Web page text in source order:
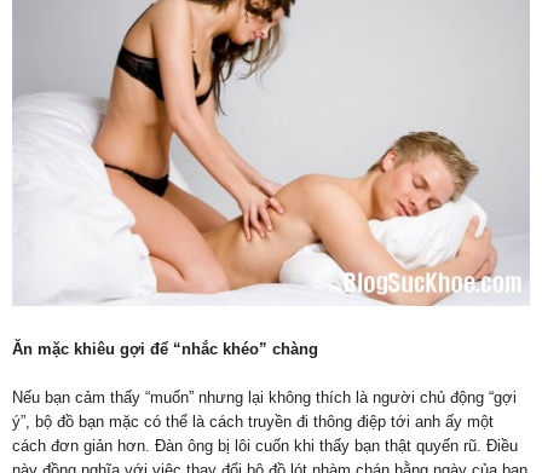
Ăn mặc khiêu gợi để “nhắc khéo” chàng
Nếu bạn cảm thấy “muốn” nhưng lại không thích là người chủ động “gợi
ý”, bộ đồ bạn mặc có thể là cách truyền đi thông điệp tới anh ấy một
cách đơn giản hơn. Đàn ông bị lôi cuốn khi thấy bạn thật quyến rũ. Điều